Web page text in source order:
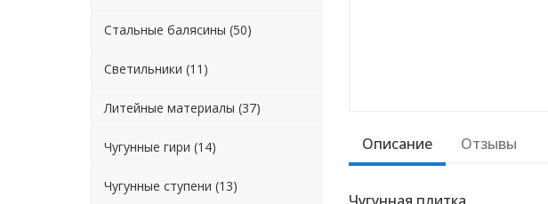
Стальные балясины (50)
Светильники (11)
Литейные материалы (37)
Чугунные гири (14)
Чугунные ступени (13)
Описание Отзывы